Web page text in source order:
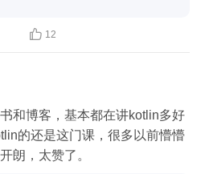
式则不会有这个问题，因为 get
一次调用，isAdult 属性就会动
判断返回值。
 12
和博客，基本都在讲kotlin多好
的还是这门课，很多以前懵懵
朗，太赞了。